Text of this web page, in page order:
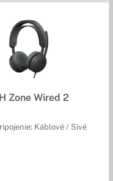
Zone Wired 2
Káblové / Sivé